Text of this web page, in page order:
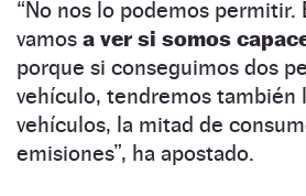
“No nos lo podemos permitir.
vamos a ver si somos
porque si conseguimos dos
vehículo, tendremos también
vehículos, la mitad de
emisiones”, ha apostado.